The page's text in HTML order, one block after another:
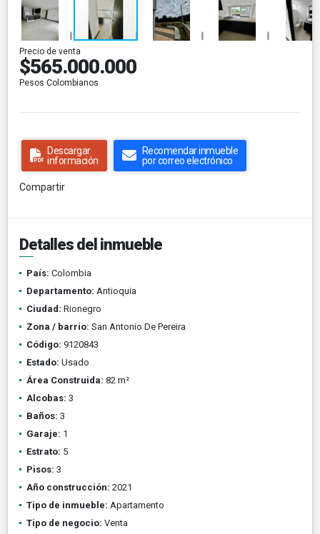
Precio de venta
$565.000.000
Pesos Colombianos
Descargar
información
Recomendar inmueble
por correo electrónico
Compartir
Detalles del inmueble
País: Colombia
Departamento: Antioquia
Ciudad: Rionegro
Zona / barrio: San Antonio De Pereira
Código: 9120843
Estado: Usado
Área Construida: 82 m²
Alcobas: 3
Baños: 3
Garaje: 1
Estrato: 5
Pisos: 3
Año construcción: 2021
Tipo de inmueble: Apartamento
Tipo de negocio: Venta